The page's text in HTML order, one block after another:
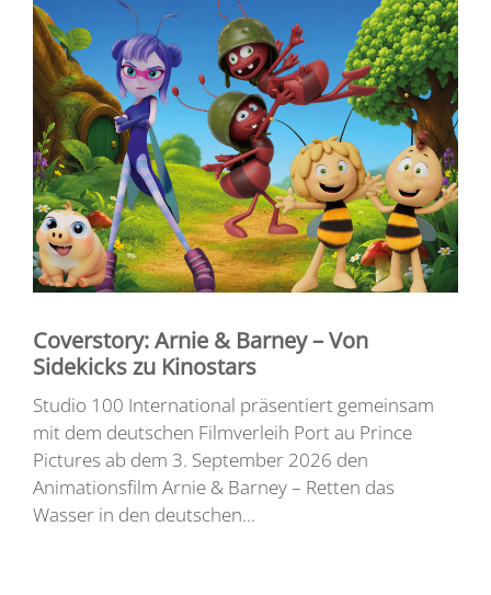
Coverstory: Arnie & Barney – Von
Sidekicks zu Kinostars
Studio 100 International präsentiert gemeinsam
mit dem deutschen Filmverleih Port au Prince
Pictures ab dem 3. September 2026 den
Animationsfilm Arnie & Barney – Retten das
Wasser in den deutschen...